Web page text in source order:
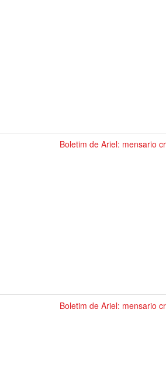
Boletim de Ariel: mensario
Boletim de Ariel: mensario